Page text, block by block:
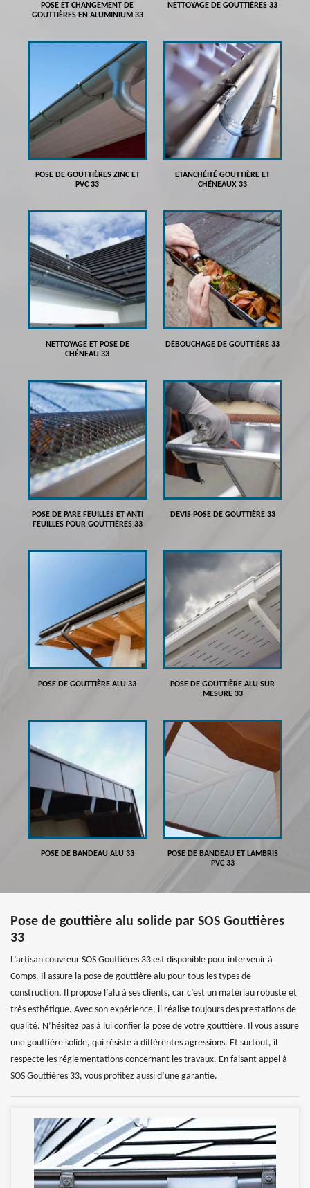
POSE ET CHANGEMENT DE
GOUTTIÈRES EN ALUMINIUM 33
NETTOYAGE DE GOUTTIÈRES 33
POSE DE GOUTTIÈRES ZINC ET
PVC 33
ETANCHÉITÉ GOUTTIÈRE ET
CHÉNEAUX 33
NETTOYAGE ET POSE DE
CHÉNEAU 33
DÉBOUCHAGE DE GOUTTIÈRE 33
POSE DE PARE FEUILLES ET ANTI
FEUILLES POUR GOUTTIÈRES 33
DEVIS POSE DE GOUTTIÈRE 33
POSE DE GOUTTIÈRE ALU 33
POSE DE GOUTTIÈRE ALU SUR
MESURE 33
POSE DE BANDEAU ALU 33
POSE DE BANDEAU ET LAMBRIS
PVC 33
Pose de gouttière alu solide par SOS Gouttières
33
L’artisan couvreur SOS Gouttières 33 est disponible pour intervenir à
Comps. Il assure la pose de gouttière alu pour tous les types de
construction. Il propose l’alu à ses clients, car c’est un matériau robuste et
très esthétique. Avec son expérience, il réalise toujours des prestations de
qualité. N’hésitez pas à lui confier la pose de votre gouttière. Il vous assure
une gouttière solide, qui résiste à différentes agressions. Et surtout, il
respecte les réglementations concernant les travaux. En faisant appel à
SOS Gouttières 33, vous profitez aussi d’une garantie.